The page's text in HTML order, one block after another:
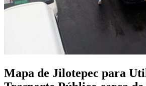
Mapa de Jilotepec para